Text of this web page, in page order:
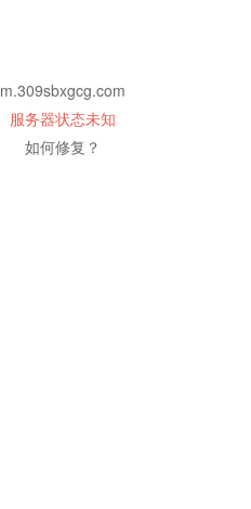
m.309sbxgcg.com
服务器状态未知
如何修复？